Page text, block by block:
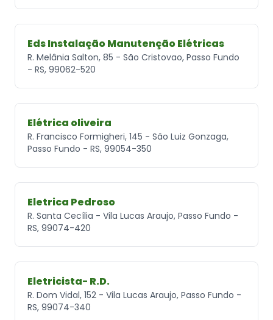
Eds Instalação Manutenção Elétricas
R. Melânia Salton, 85 - São Cristovao, Passo Fundo
- RS, 99062-520
Elétrica oliveira
R. Francisco Formigheri, 145 - São Luiz Gonzaga,
Passo Fundo - RS, 99054-350
Eletrica Pedroso
R. Santa Cecília - Vila Lucas Araujo, Passo Fundo -
RS, 99074-420
Eletricista- R.D.
R. Dom Vidal, 152 - Vila Lucas Araujo, Passo Fundo -
RS, 99074-340